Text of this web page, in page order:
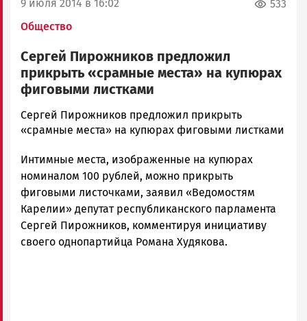
9 июля 2014 в 16:02
Общество
533
Сергей Пирожников предложил
прикрыть «срамные места» на купюрах
фиговыми листками
admintimur
Новости
и
Карелии
|
Петрозаводск
ГОВОРИТ
Сергей Пирожников предложил прикрыть
«срамные места» на купюрах фиговыми листками
Интимные места, изображенные на купюрах
номиналом 100 рублей, можно прикрыть
фиговыми листочками, заявил «Ведомостям
Карелии» депутат республиканского парламента
Сергей Пирожников, комментируя инициативу
своего однопартийца Романа Худякова.